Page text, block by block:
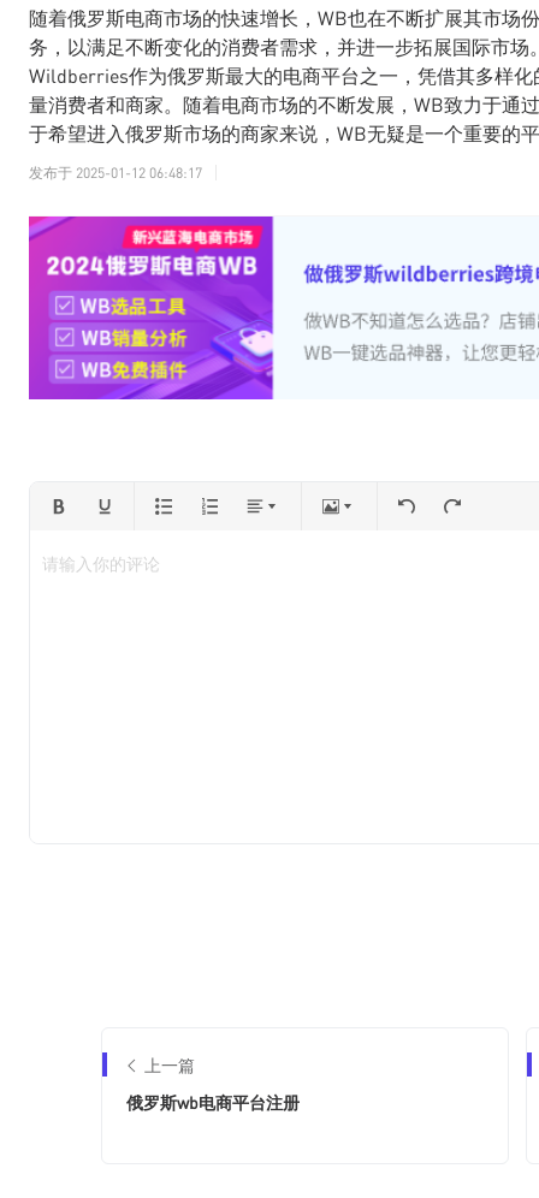
随着俄罗斯电商市场的快速增长，WB也在不断扩展其市场
务，以满足不断变化的消费者需求，并进一步拓展国际市场
Wildberries作为俄罗斯最大的电商平台之一，凭借其多样
量消费者和商家。随着电商市场的不断发展，WB致力于通
于希望进入俄罗斯市场的商家来说，WB无疑是一个重要的
发布于 2025-01-12 06:48:17
请输入你的评论
上一篇
俄罗斯wb电商平台注册